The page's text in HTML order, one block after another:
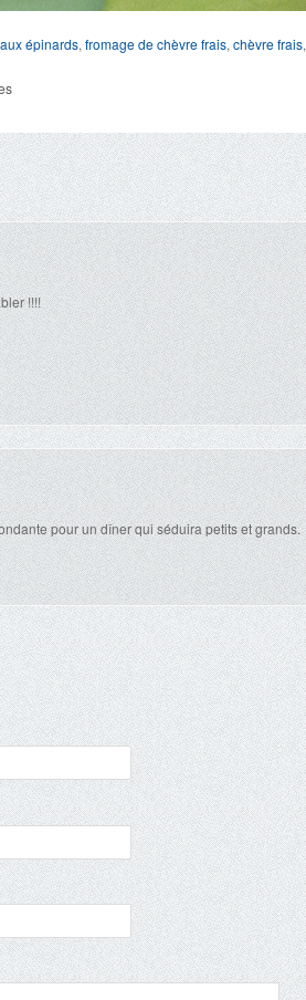
épinards, fromage de chèvre frais, chèvre frais,
!!!!
pour un dîner qui séduira petits et grands.